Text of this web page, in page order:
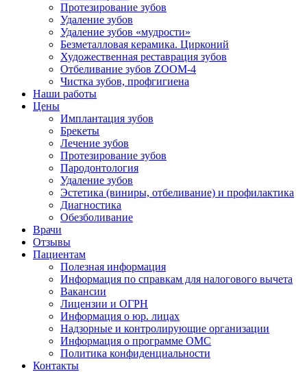
Протезирование зубов
Удаление зубов
Удаление зубов «мудрости»
Безметалловая керамика. Цирконий
Художественная реставрация зубов
Отбеливание зубов ZOOM-4
Чистка зубов, профгигиена
Наши работы
Цены
Имплантация зубов
Брекеты
Лечение зубов
Протезирование зубов
Пародонтология
Удаление зубов
Эстетика (виниры, отбеливание) и профилактика
Диагностика
Обезболивание
Врачи
Отзывы
Пациентам
Полезная информация
Информация по справкам для налогового вычета
Вакансии
Лицензии и ОГРН
Информация о юр. лицах
Надзорные и контролирующие организации
Информация о программе ОМС
Политика конфиденциальности
Контакты